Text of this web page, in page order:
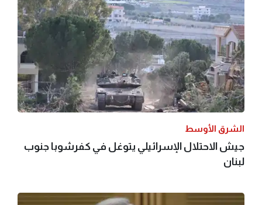
الشرق الأوسط
جيش الاحتلال الإسرائيلي يتوغل في كفرشوبا جنوب
لبنان